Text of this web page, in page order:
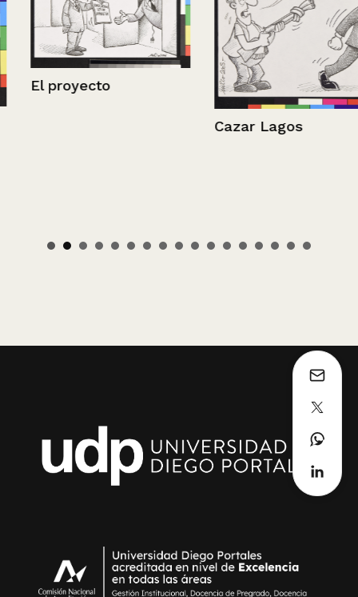
El proyecto
Cazar Lagos